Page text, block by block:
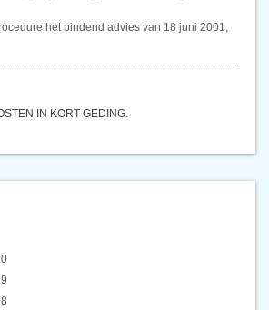
het bindend advies van 18 juni 2001,
IN KORT GEDING.